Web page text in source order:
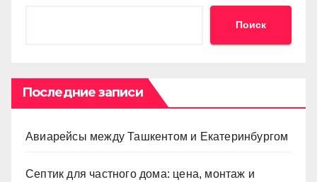
Поиск
Последние записи
Авиарейсы между Ташкентом и Екатеринбургом
Септик для частного дома: цена, монтаж и